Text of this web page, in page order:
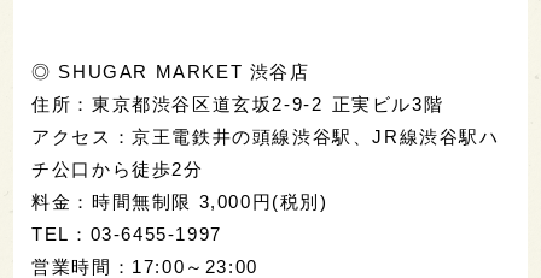
◎ SHUGAR MARKET 渋谷店
住所：東京都渋谷区道玄坂2-9-2 正実ビル3階
アクセス：京王電鉄井の頭線渋谷駅、JR線渋谷駅ハ
チ公口から徒歩2分
料金：時間無制限 3,000円(税別)
TEL：03-6455-1997
営業時間：17:00～23:00